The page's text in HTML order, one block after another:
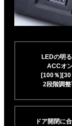
LEDの明
ACCオ
[100％][30
2段階調整
ドア開閉に